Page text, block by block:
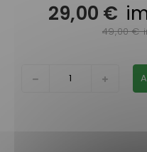
29,00 €
49,00 €